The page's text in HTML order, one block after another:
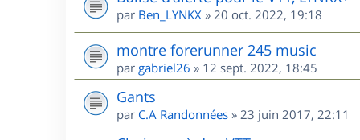
par Ben_LYNKX » 20 oct. 2022, 19:18
montre forerunner 245 music
par gabriel26 » 12 sept. 2022, 18:45
Gants
par C.A Randonnées » 23 juin 2017, 22:11